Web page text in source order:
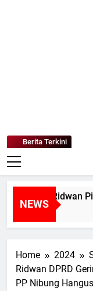
Berita Terkini
NEWS
Ridwan Pimpin
Home 2024
Ridwan DPRD
PP Nibung